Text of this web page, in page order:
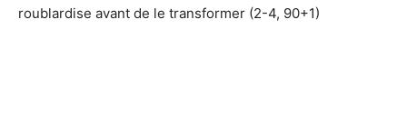
roublardise avant de le transformer (2-4, 90+1)